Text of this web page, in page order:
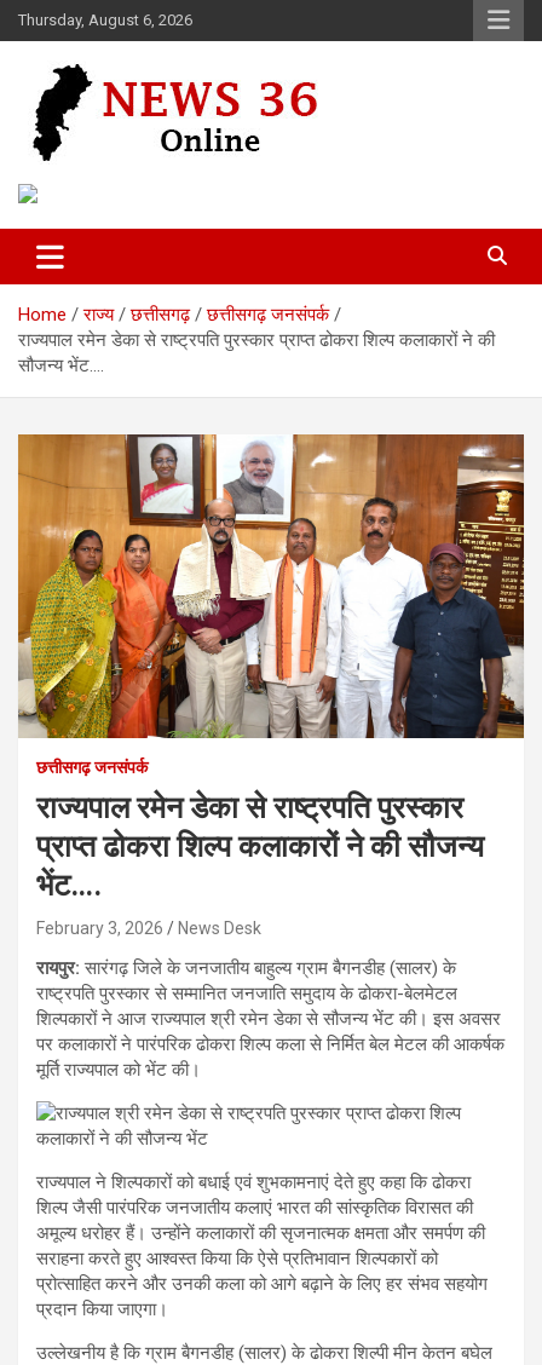
Skip
to
Thursday, August 6, 2026
News 36
Home राज्य छत्तीसगढ़
छत्तीसगढ़ जनसंपर्क
राज्यपाल रमेन डेका से राष्ट्रपति पुरस्कार प्राप्त ढोकरा शिल्प कलाकारों ने की
सौजन्य भेंट….
छत्तीसगढ़ जनसंपर्क
राज्यपाल रमेन डेका से राष्ट्रपति पुरस्कार
प्राप्त ढोकरा शिल्प कलाकारों ने की सौजन्य
भेंट….
February 3, 2026 News Desk
रायपुर: सारंगढ़ जिले के जनजातीय बाहुल्य ग्राम बैगनडीह (सालर) के
राष्ट्रपति पुरस्कार से सम्मानित जनजाति समुदाय के ढोकरा-बेलमेटल
शिल्पकारों ने आज राज्यपाल श्री रमेन डेका से सौजन्य भेंट की। इस अवसर
पर कलाकारों ने पारंपरिक ढोकरा शिल्प कला से निर्मित बेल मेटल की आकर्षक
मूर्ति राज्यपाल को भेंट की।
राज्यपाल ने शिल्पकारों को बधाई एवं शुभकामनाएं देते हुए कहा कि ढोकरा
शिल्प जैसी पारंपरिक जनजातीय कलाएं भारत की सांस्कृतिक विरासत की
अमूल्य धरोहर हैं। उन्होंने कलाकारों की सृजनात्मक क्षमता और समर्पण की
सराहना करते हुए आश्वस्त किया कि ऐसे प्रतिभावान शिल्पकारों को
प्रोत्साहित करने और उनकी कला को आगे बढ़ाने के लिए हर संभव सहयोग
प्रदान किया जाएगा।
उल्लेखनीय है कि ग्राम बैगनडीह (सालर) के ढोकरा शिल्पी मीन केतन बघेल